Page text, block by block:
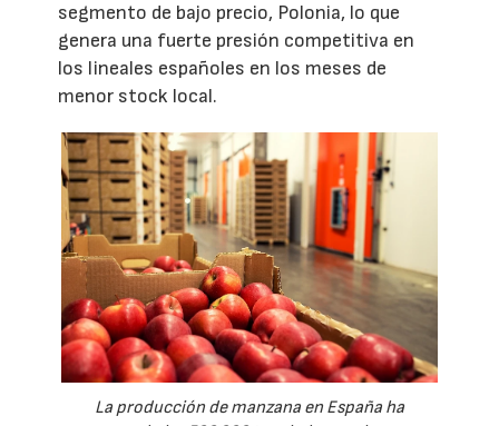
segmento de bajo precio, Polonia, lo que
genera una fuerte presión competitiva en
los lineales españoles en los meses de
menor stock local.
La producción de manzana en España ha